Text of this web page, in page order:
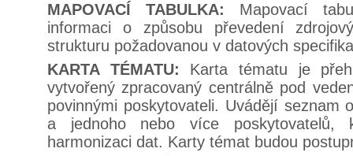
MAPOVACÍ TABULKA: Mapovací
informaci o způsobu převedení
strukturu požadovanou v datových
KARTA TÉMATU: Karta tématu je
vytvořený zpracovaný centrálně pod
povinnými poskytovateli. Uvádějí seznam
a jednoho nebo více poskytovatelů,
harmonizaci dat. Karty témat budou